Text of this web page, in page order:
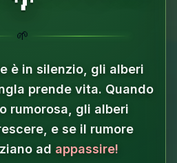
🌱
è in silenzio, gli alberi
prende vita. Quando
rumorosa, gli alberi
e se il rumore
ad appassire!